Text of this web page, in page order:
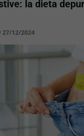
la dieta
27/12/2024